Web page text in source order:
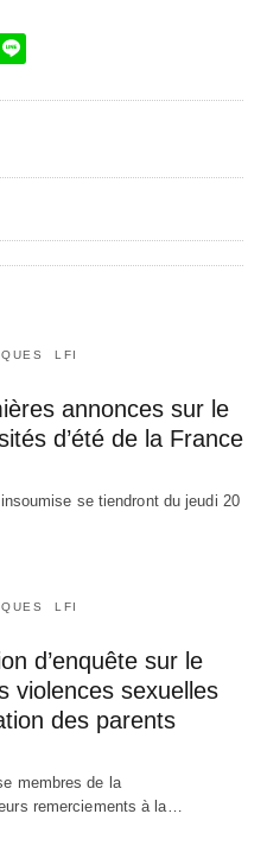
LFI
annonces sur le
d’été de la France
se tiendront du jeudi 20
LFI
d’enquête sur le
violences sexuelles
des parents
membres de la
remerciements à la…